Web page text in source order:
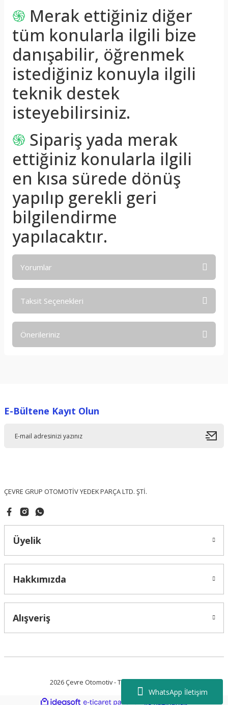
WhatsApp İletişim
֍ Merak ettiğiniz diğer
tüm konularla ilgili bize
danışabilir, öğrenmek
istediğiniz konuyla ilgili
teknik destek
isteyebilirsiniz.
֍ Sipariş yada merak
ettiğiniz konularla ilgili
en kısa sürede dönüş
yapılıp gerekli geri
bilgilendirme
yapılacaktır.
Yorumlar
Taksit Seçenekleri
Önerileriniz
Ürün resmi kalitesiz, bozuk veya görüntülenemiyor.
E-Bültene Kayıt Olun
ÇEVRE GRUP OTOMOTİV YEDEK PARÇA LTD. ŞTİ.
Üyelik
Hakkımızda
Alışveriş
2026 Çevre Otomotiv - Tüm Hakları Saklıdır.
ideasoft